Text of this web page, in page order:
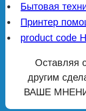
Бытовая
Принтер
product code
Оставляя
другим
ВАШЕ